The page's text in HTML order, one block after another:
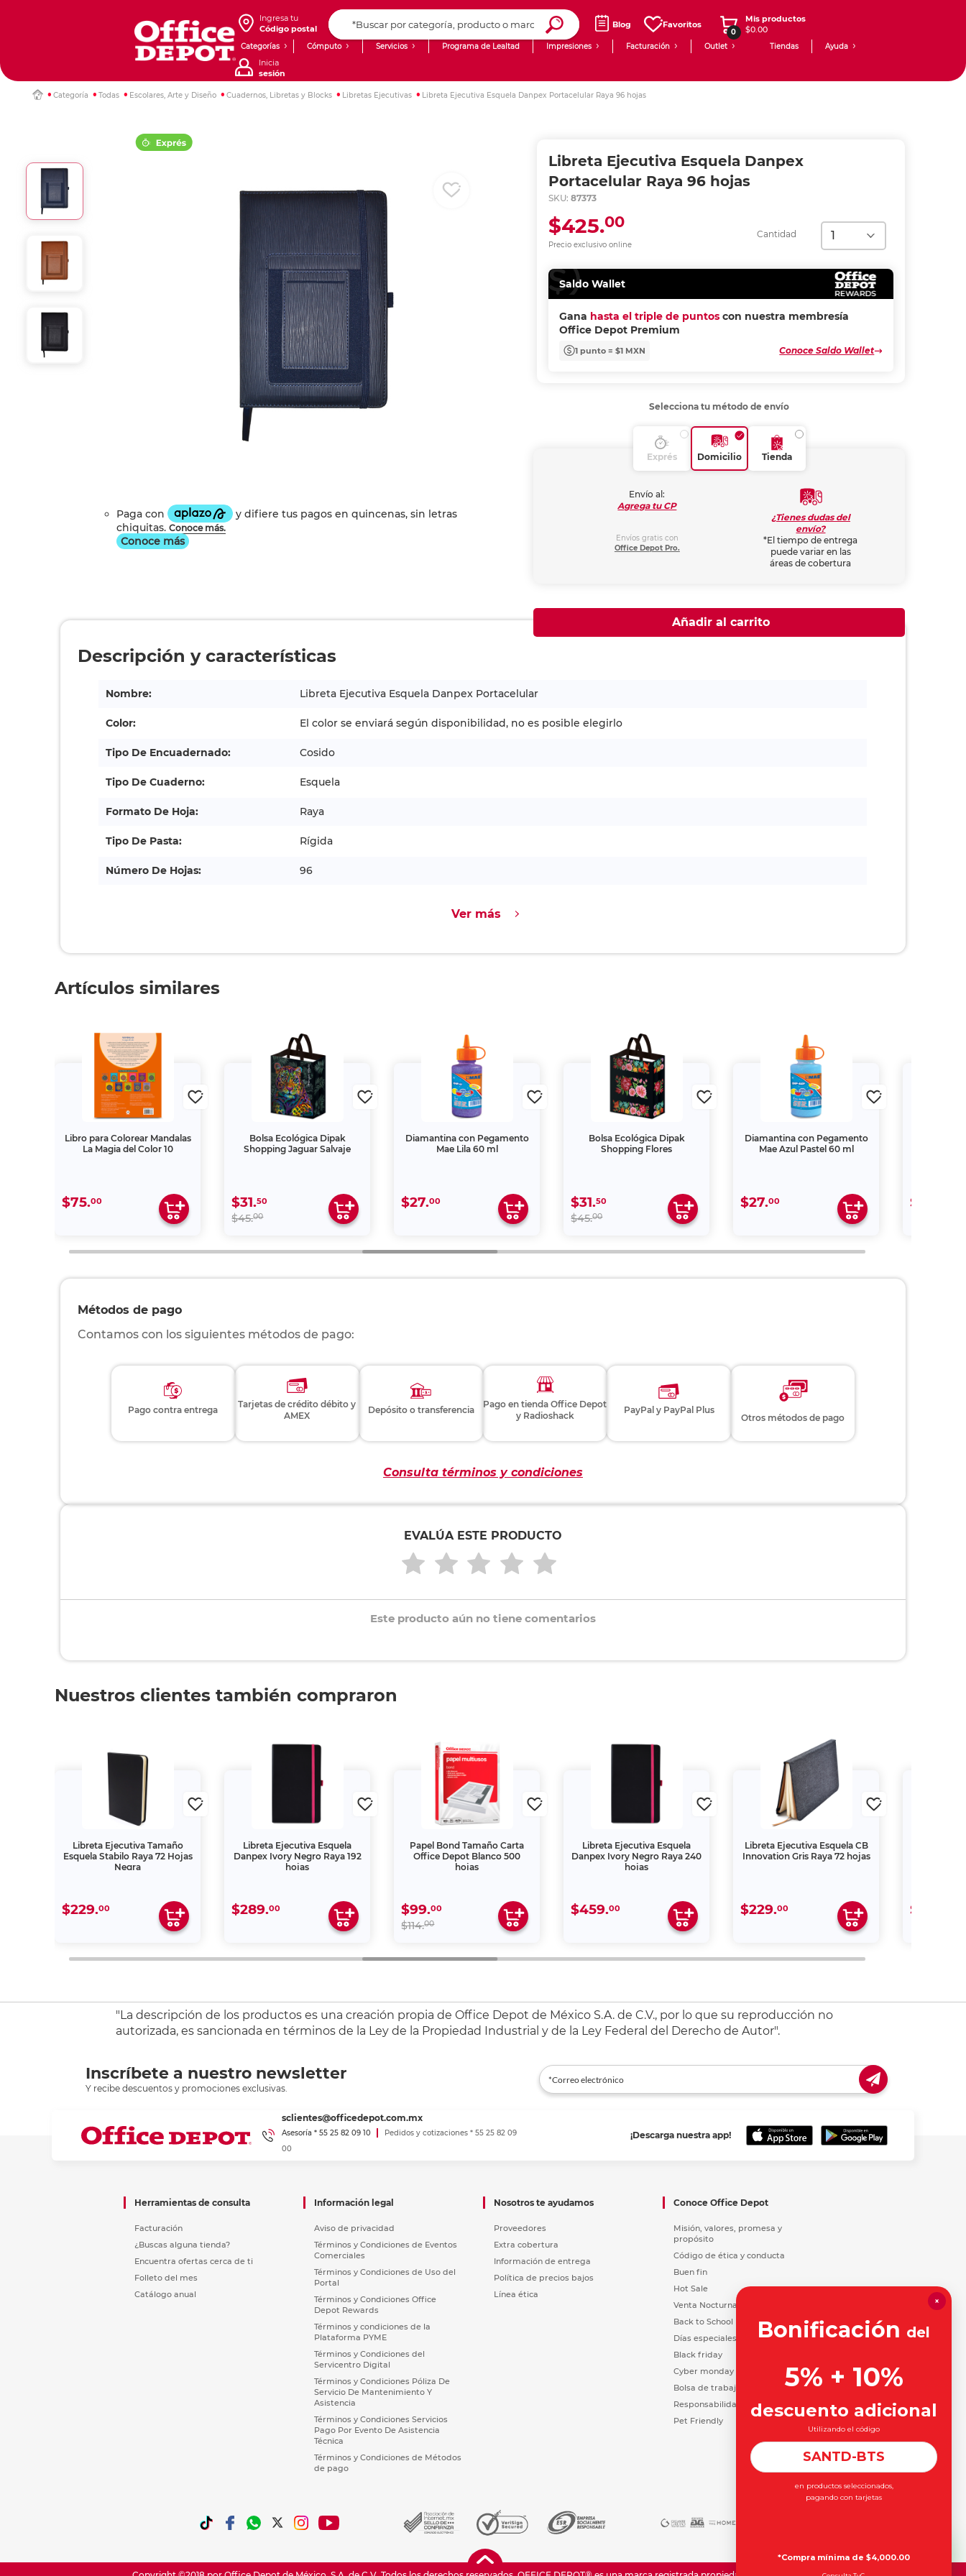
Ingresa tu
Código postal
Blog Favoritos
0
Mis productos
$0.00
Categorías Cómputo Servicios Programa de Lealtad Impresiones Facturación Outlet Tiendas Ayuda
Inicia
sesión
Categoría Todas Escolares, Arte y Diseño Cuadernos, Libretas y Blocks Libretas Ejecutivas Libreta Ejecutiva Esquela Danpex Portacelular Raya 96 hojas
Conoce más
Libreta Ejecutiva Esquela Danpex
Portacelular Raya 96 hojas
SKU: 87373
Cantidad
Precio exclusivo online
$425.00
Saldo Wallet
Gana hasta el triple de puntos con nuestra membresía
Office Depot Premium
1 punto = $1 MXN Conoce Saldo Wallet
Selecciona tu método de envío
Exprés Domicilio Tienda
Envío al:
Agrega tu CP
Envíos gratis con
Office Depot Pro.
¿Tienes dudas del
envío?
*El tiempo de entrega
puede variar en las
áreas de cobertura
Añadir al carrito
Descripción y características
Nombre: Libreta Ejecutiva Esquela Danpex Portacelular
Color: El color se enviará según disponibilidad, no es posible elegirlo
Tipo De Encuadernado: Cosido
Tipo De Cuaderno: Esquela
Formato De Hoja: Raya
Tipo De Pasta: Rígida
Número De Hojas: 96
Ver más
Artículos similares
Libro para Colorear Mandalas
La Magia del Color 10
$75.00
Bolsa Ecológica Dipak
Shopping Jaguar Salvaje
$31.50
$45.00
Diamantina con Pegamento
Mae Lila 60 ml
$27.00
Bolsa Ecológica Dipak
Shopping Flores
$31.50
$45.00
Diamantina con Pegamento
Mae Azul Pastel 60 ml
$27.00 $99.
Métodos de pago
Contamos con los siguientes métodos de pago:
Pago contra entrega
Tarjetas de crédito débito y
AMEX
Depósito o transferencia
Pago en tienda Office Depot
y Radioshack
PayPal y PayPal Plus
Otros métodos de pago
Consulta términos y condiciones
EVALÚA ESTE PRODUCTO
Este producto aún no tiene comentarios
Nuestros clientes también compraron
Libreta Ejecutiva Tamaño
Esquela Stabilo Raya 72 Hojas
Negra
$229.00
Libreta Ejecutiva Esquela
Danpex Ivory Negro Raya 192
hojas
$289.00
Papel Bond Tamaño Carta
Office Depot Blanco 500
hojas
$99.00
$114.00
Libreta Ejecutiva Esquela
Danpex Ivory Negro Raya 240
hojas
$459.00
Libreta Ejecutiva Esquela CB
Innovation Gris Raya 72 hojas
$229.00 $54.
"La descripción de los productos es una creación propia de Office Depot de México S.A. de C.V., por lo que su reproducción no
autorizada, es sancionada en términos de la Ley de la Propiedad Industrial y de la Ley Federal del Derecho de Autor".
Inscríbete a nuestro newsletter
Y recibe descuentos y promociones exclusivas.
¡Descarga nuestra app!
sclientes@officedepot.com.mx
Asesoría * 55 25 82 09 10
Pedidos y cotizaciones * 55 25 82 09
00
Herramientas de consulta
Facturación
¿Buscas alguna tienda?
Encuentra ofertas cerca de ti
Folleto del mes
Catálogo anual
Información legal
Aviso de privacidad
Términos y Condiciones de Eventos
Comerciales
Términos y Condiciones de Uso del
Portal
Términos y Condiciones Office
Depot Rewards
Términos y condiciones de la
Plataforma PYME
Términos y Condiciones del
Servicentro Digital
Términos y Condiciones Póliza De
Servicio De Mantenimiento Y
Asistencia
Términos y Condiciones Servicios
Pago Por Evento De Asistencia
Técnica
Términos y Condiciones de Métodos
de pago
Nosotros te ayudamos
Proveedores
Extra cobertura
Información de entrega
Política de precios bajos
Línea ética
Conoce Office Depot
Misión, valores, promesa y
propósito
Código de ética y conducta
Buen fin
Hot Sale
Venta Nocturna
Back to School
Días especiales
Black friday
Cyber monday
Bolsa de trabajo
Responsabilidad Social
Pet Friendly
×
Bonificación del
5% + 10%
descuento adicional
Utilizando el código
SANTD-BTS
en productos seleccionados,
pagando con tarjetas
*Compra mínima de $4,000.00